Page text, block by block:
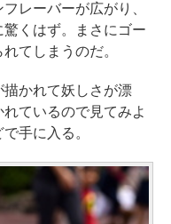
レーバーが広がり、
くはず。まさにゴー
てしまうのだ。
かれて妖しさが漂
ているので見てみよ
手に入る。